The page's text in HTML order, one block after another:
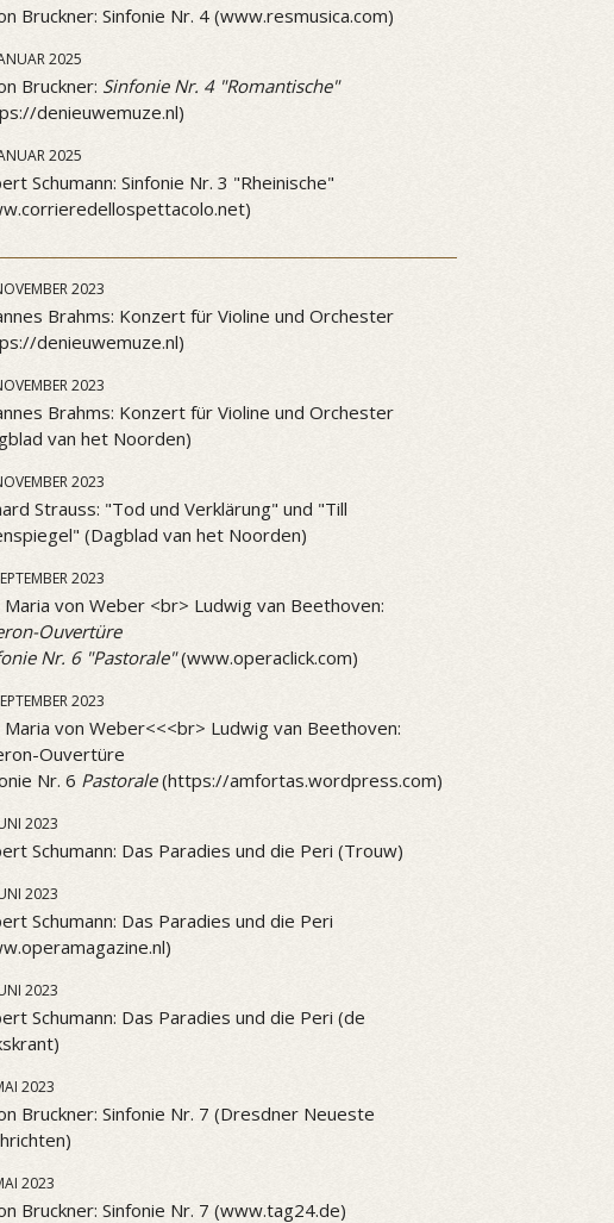
Bruckner: Sinfonie Nr. 4 (www.resmusica.com)
2025
Bruckner: Sinfonie Nr. 4 "Romantische"
denieuwemuze.nl)
2025
Schumann: Sinfonie Nr. 3 "Rheinische"
2023
Brahms: Konzert für Violine und Orchester
denieuwemuze.nl)
2023
Brahms: Konzert für Violine und Orchester
van het Noorden)
2023
Strauss: "Tod und Verklärung" und "Till
(Dagblad van het Noorden)
2023
Maria von Weber <br> Ludwig van Beethoven:
Ouvertüre
Nr. 6 "Pastorale"(www.operaclick.com)
2023
Maria von Weber<<<br> Ludwig van Beethoven:
Ouvertüre
Nr. 6 Pastorale(https://amfortas.wordpress.com)
2023
Schumann: Das Paradies und die Peri (Trouw)
2023
Schumann: Das Paradies und die Peri
2023
Schumann: Das Paradies und die Peri (de
2023
Bruckner: Sinfonie Nr. 7 (Dresdner Neueste
2023
Bruckner: Sinfonie Nr. 7 (www.tag24.de)